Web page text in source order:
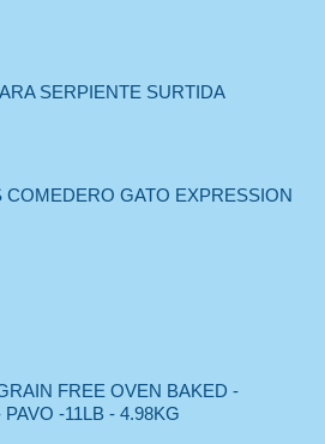
SERPIENTE SURTIDA
COMEDERO GATO EXPRESSION
FREE OVEN BAKED -
-11LB - 4.98KG